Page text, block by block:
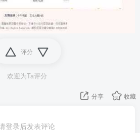
评分
欢迎为Ta评分
分享 收藏
登录后发表评论